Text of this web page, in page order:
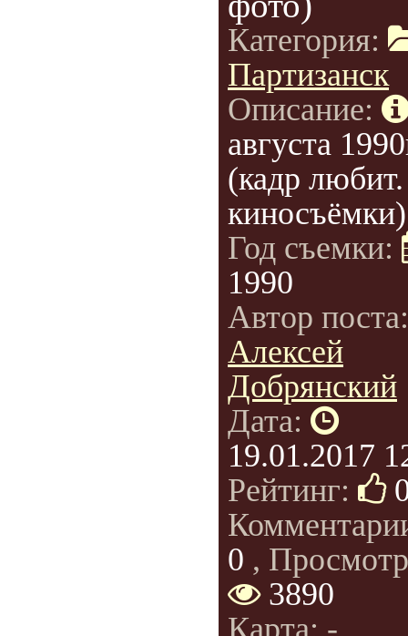
Категория:
Партизанск
Описание:
августа
(кадр любит.
Год съемки:
1990
Автор
Алексей
Добрянский
Дата:
19.01.2017
Рейтинг:
0 ,
3890
Карта: -